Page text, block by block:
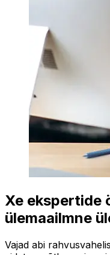
Xe ekspertide
ülemaailmne
Vajad abi